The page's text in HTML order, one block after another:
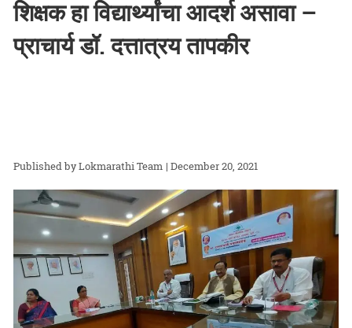
शिक्षक हा विद्यार्थ्यांचा आदर्श असावा –
प्राचार्य डॉ. दत्तात्रय तापकीर
Lokmarathi Team | December 20, 2021